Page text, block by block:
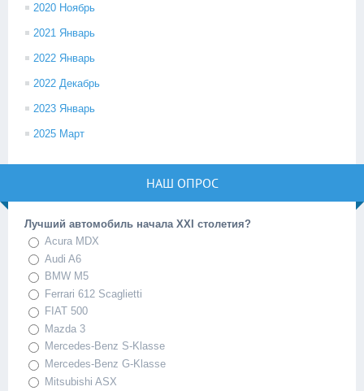
2020 Ноябрь
2021 Январь
2022 Январь
2022 Декабрь
2023 Январь
2025 Март
НАШ ОПРОС
Лучший автомобиль начала XXI столетия?
Acura MDX
Audi A6
BMW M5
Ferrari 612 Scaglietti
FIAT 500
Mazda 3
Mercedes-Benz S-Klasse
Mercedes-Benz G-Klasse
Mitsubishi ASX